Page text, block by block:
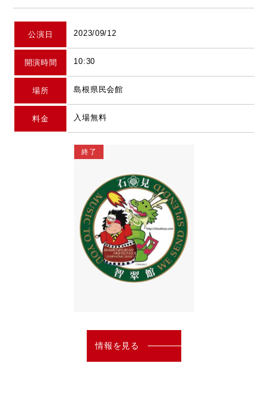
公演日 2023/09/12
開演時間 10:30
場所 島根県民会館
料金 入場無料
終了
情報を見る